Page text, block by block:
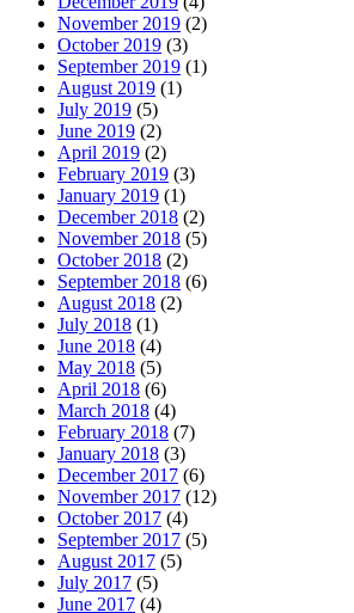
November 2019 (2)
October 2019 (3)
September 2019 (1)
August 2019 (1)
July 2019 (5)
June 2019 (2)
April 2019 (2)
February 2019 (3)
January 2019 (1)
December 2018 (2)
November 2018 (5)
October 2018 (2)
September 2018 (6)
August 2018 (2)
July 2018 (1)
June 2018 (4)
May 2018 (5)
April 2018 (6)
March 2018 (4)
February 2018 (7)
January 2018 (3)
December 2017 (6)
November 2017 (12)
October 2017 (4)
September 2017 (5)
August 2017 (5)
July 2017 (5)
June 2017 (4)